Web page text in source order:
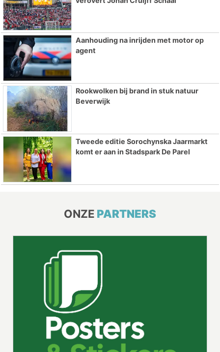
Aanhouding na inrijden met motor op
agent
Rookwolken bij brand in stuk natuur
Beverwijk
Tweede editie Sorochynska Jaarmarkt
komt er aan in Stadspark De Parel
ONZE PARTNERS